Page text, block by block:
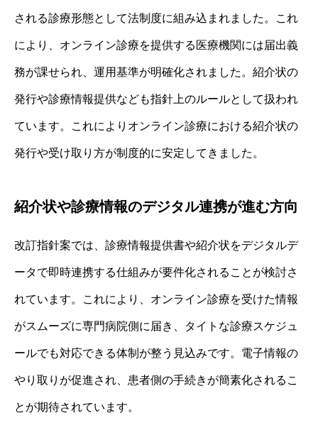
される診療形態として法制度に組み込まれました。これ
により、オンライン診療を提供する医療機関には届出義
務が課せられ、運用基準が明確化されました。紹介状の
発行や診療情報提供なども指針上のルールとして扱われ
ています。これによりオンライン診療における紹介状の
発行や受け取り方が制度的に安定してきました。
紹介状や診療情報のデジタル連携が進む方向
改訂指針案では、診療情報提供書や紹介状をデジタルデ
ータで即時連携する仕組みが要件化されることが検討さ
れています。これにより、オンライン診療を受けた情報
がスムーズに専門病院側に届き、タイトな診療スケジュ
ールでも対応できる体制が整う見込みです。電子情報の
やり取りが促進され、患者側の手続きが簡素化されるこ
とが期待されています。